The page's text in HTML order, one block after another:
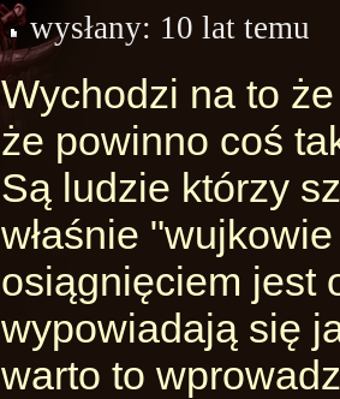
wysłany: 10 lat temu
Wychodzi na to
że powinno coś
Są ludzie którzy
właśnie
osiągnięciem jest
wypowiadają się
warto to